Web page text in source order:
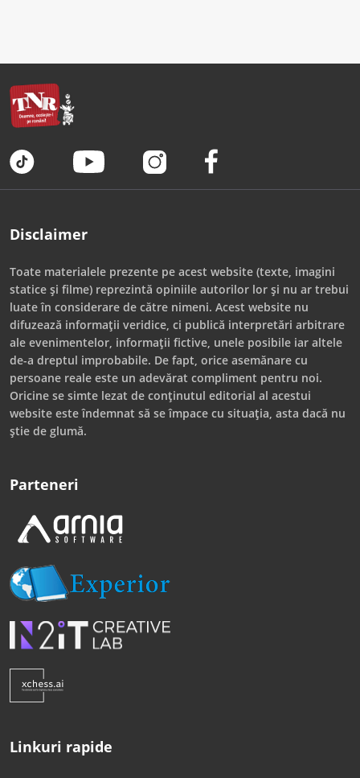
Disclaimer
Toate materialele prezente pe acest website (texte, imagini
statice și filme) reprezintă opiniile autorilor lor și nu ar trebui
luate în considerare de către nimeni. Acest website nu
difuzează informații veridice, ci publică interpretări arbitrare
ale evenimentelor, informații fictive, unele posibile iar altele
de-a dreptul improbabile. De fapt, orice asemănare cu
persoane reale este un adevărat compliment pentru noi.
Oricine se simte lezat de conținutul editorial al acestui
website este îndemnat să se împace cu situația, asta dacă nu
știe de glumă.
Parteneri
Linkuri rapide